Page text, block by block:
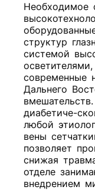
Необходимое
структур
системой
современные
Дальнего
диабетиче-
любой
вены
позволяет
снижая
отделе
внедрением